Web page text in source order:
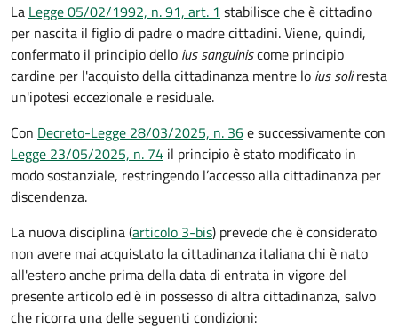
La Legge 05/02/1992, n. 91, art. 1 stabilisce che è cittadino
per nascita il figlio di padre o madre cittadini. Viene, quindi,
confermato il principio dello ius sanguiniscome principio
cardine per l'acquisto della cittadinanza mentre lo ius soliresta
un'ipotesi eccezionale e residuale.
Con Decreto-Legge 28/03/2025, n. 36e successivamente con
Legge 23/05/2025, n. 74 il principio è stato modificato in
modo sostanziale, restringendo l’accesso alla cittadinanza per
discendenza.
La nuova disciplina (articolo 3-bis) prevede cheèconsiderato
non avere mai acquistato la cittadinanza italiana chi è nato
all'estero anche prima della data di entrata in vigore del
presente articolo ed è in possesso di altra cittadinanza, salvo
che ricorra una delle seguenti condizioni: